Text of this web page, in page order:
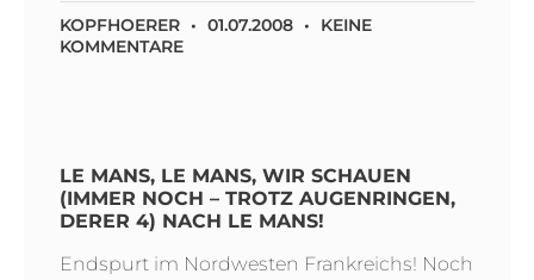
KOPFHOERER 01.07.2008
KEINE
KOMMENTARE
LE MANS, LE MANS, WIR SCHAUEN
(IMMER NOCH – TROTZ AUGENRINGEN,
DERER 4) NACH LE MANS!
Endspurt im Nordwesten Frankreichs! Noch